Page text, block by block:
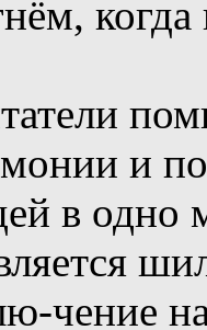
когда
и
в одно
чение